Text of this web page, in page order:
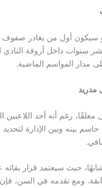
سيكون أول من يغادر صفوف
سنوات داخل أروقة النادي
مدار المواسم الماضية.
مدريد
رغم أنه أحد اللاعبين
بينه وبين الإدارة لتحديد
حيث سيعتمد قرار بقائه
ومع تقدمه في السن، فإن